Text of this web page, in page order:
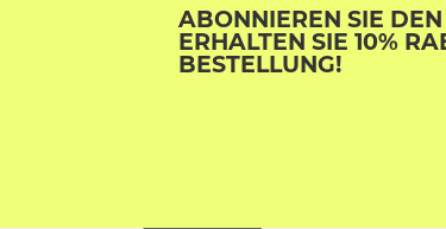
ABONNIEREN SIE
ERHALTEN SIE 10%
BESTELLUNG!